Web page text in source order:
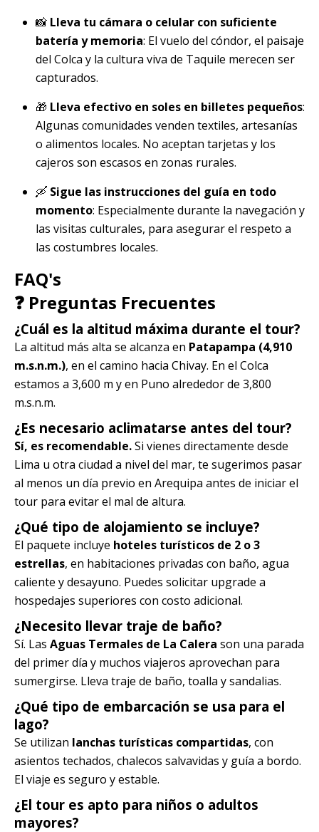
📸 Lleva tu cámara o celular con suficiente
batería y memoria: El vuelo del cóndor, el paisaje
del Colca y la cultura viva de Taquile merecen ser
capturados.
🎁 Lleva efectivo en soles en billetes pequeños:
Algunas comunidades venden textiles, artesanías
o alimentos locales. No aceptan tarjetas y los
cajeros son escasos en zonas rurales.
🛶 Sigue las instrucciones del guía en todo
momento: Especialmente durante la navegación y
las visitas culturales, para asegurar el respeto a
las costumbres locales.
FAQ's
❓ Preguntas Frecuentes
¿Cuál es la altitud máxima durante el tour?
La altitud más alta se alcanza en Patapampa (4,910
m.s.n.m.), en el camino hacia Chivay. En el Colca
estamos a 3,600 m y en Puno alrededor de 3,800
m.s.n.m.
¿Es necesario aclimatarse antes del tour?
Sí, es recomendable.Si vienes directamente desde
Lima u otra ciudad a nivel del mar, te sugerimos pasar
al menos un día previo en Arequipa antes de iniciar el
tour para evitar el mal de altura.
¿Qué tipo de alojamiento se incluye?
El paquete incluye hoteles turísticos de 2 o 3
estrellas, en habitaciones privadas con baño, agua
caliente y desayuno. Puedes solicitar upgrade a
hospedajes superiores con costo adicional.
¿Necesito llevar traje de baño?
Sí. Las Aguas Termales de La Calera son una parada
del primer día y muchos viajeros aprovechan para
sumergirse. Lleva traje de baño, toalla y sandalias.
¿Qué tipo de embarcación se usa para el
lago?
Se utilizan lanchas turísticas compartidas, con
asientos techados, chalecos salvavidas y guía a bordo.
El viaje es seguro y estable.
¿El tour es apto para niños o adultos
mayores?